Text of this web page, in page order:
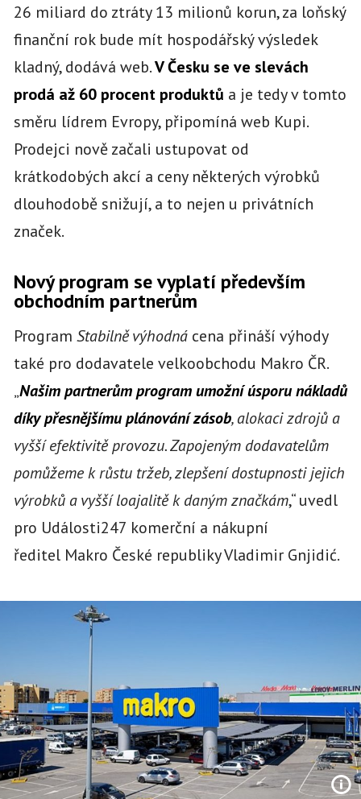
26 miliard do ztráty 13 milionů korun, za loňský
finanční rok bude mít hospodářský výsledek
kladný, dodává web.V Česku se ve slevách
prodá až 60 procent produktů a je tedy v tomto
směru lídrem Evropy, připomíná web Kupi.
Prodejci nově začali ustupovat od
krátkodobých akcí a ceny některých výrobků
dlouhodobě snižují, a to nejen u privátních
značek.
Nový program se vyplatí především
obchodním partnerům
Program Stabilně výhodnácena přináší výhody
také pro dodavatele velkoobchodu Makro ČR.
„Našim partnerům program umožní úsporu nákladů
díky přesnějšímu plánování zásob, alokaci zdrojů a
vyšší efektivitě provozu. Zapojeným dodavatelům
pomůžeme k růstu tržeb, zlepšení dostupnosti jejich
výrobků a vyšší loajalitě k daným značkám,“ uvedl
pro Události247 komerční a nákupní
ředitel Makro České republiky Vladimir Gnjidić.